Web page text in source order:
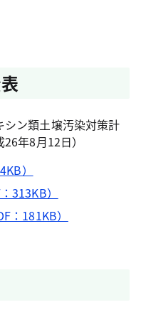
ン類土壌汚染対策計
年8月12日）
）
313KB）
：181KB）